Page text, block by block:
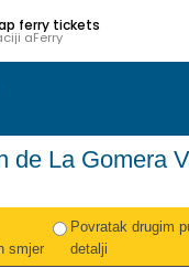
ferry tickets
aFerry
de La Gomera
smjer
Povratak drugim
detalji